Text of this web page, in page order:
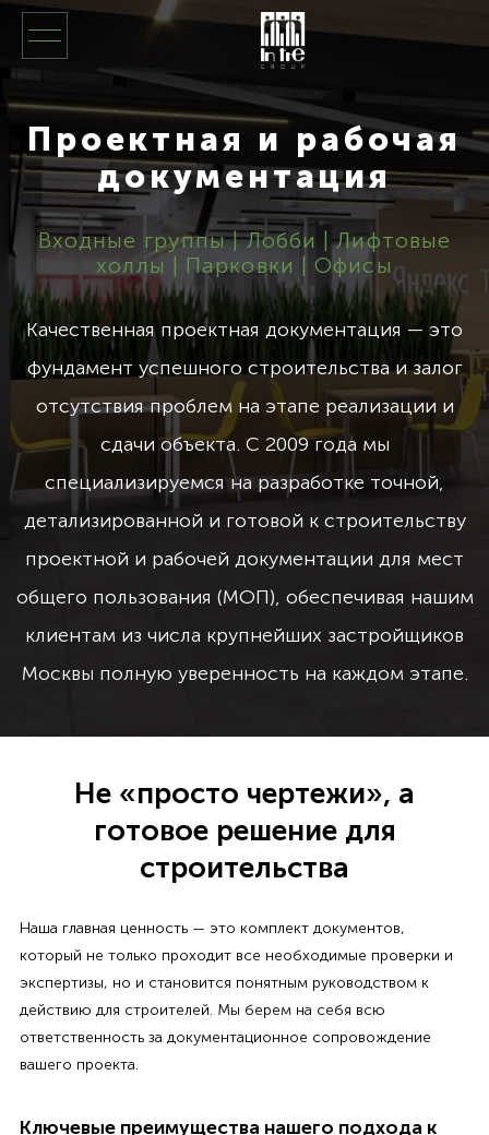
Проектная и рабочая
документация
Входные группы | Лобби | Лифтовые
холлы | Парковки | Офисы
Качественная проектная документация — это
фундамент успешного строительства и залог
отсутствия проблем на этапе реализации и
сдачи объекта. С 2009 года мы
специализируемся на разработке точной,
детализированной и готовой к строительству
проектной и рабочей документации для мест
общего пользования (МОП), обеспечивая нашим
клиентам из числа крупнейших застройщиков
Москвы полную уверенность на каждом этапе.
Не «просто чертежи», а
готовое решение для
строительства
Наша главная ценность — это комплект документов,
который не только проходит все необходимые проверки и
экспертизы, но и становится понятным руководством к
действию для строителей. Мы берем на себя всю
ответственность за документационное сопровождение
вашего проекта.
Ключевые преимущества нашего подхода к